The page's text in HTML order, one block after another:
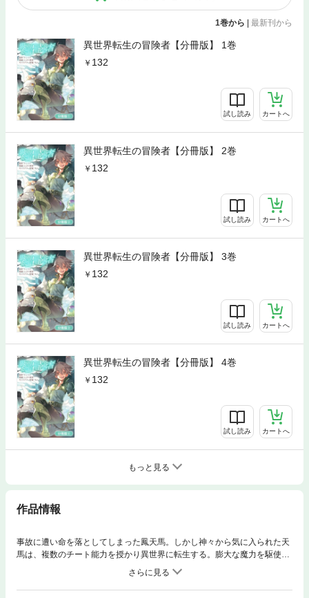
1巻から | 最新刊から
異世界転生の冒険者【分冊版】 1巻
132
試し読み カートへ
異世界転生の冒険者【分冊版】 2巻
132
試し読み カートへ
異世界転生の冒険者【分冊版】 3巻
132
試し読み カートへ
異世界転生の冒険者【分冊版】 4巻
132
試し読み カートへ
もっと見る
作品情報
事故に遭い命を落としてしまった鳳天馬。しかし神々から気に入られた天
馬は、複数のチート能力を授かり異世界に転生する。膨大な魔力を駆使し
て大魔法を習得したり、調教能力で魔物と仲良くなったりと、楽しい異世
界スローライフが始まる――。【第０話収録】